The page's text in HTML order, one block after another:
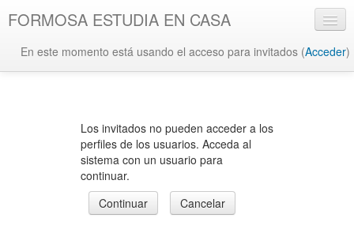
FORMOSA ESTUDIA EN CASA
En este momento está usando el acceso para invitados (Acceder)
Los invitados no pueden acceder a los
perfiles de los usuarios. Acceda al
sistema con un usuario para
continuar.